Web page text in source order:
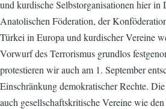
und kurdische Selbstorganisationen hier
Anatolischen Föderation, der
Türkei in Europa und kurdischer Vereine
Vorwurf des Terrorismus grundlos
protestieren wir auch am 1. September
Einschränkung demokratischer Rechte.
auch gesellschaftskritische Vereine wie